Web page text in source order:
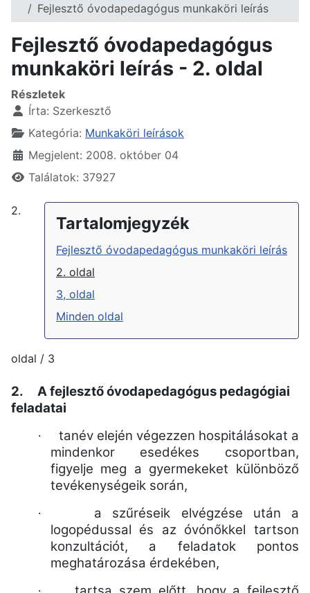
Fejlesztő óvodapedagógus munkaköri leírás
Fejlesztő óvodapedagógus
munkaköri leírás - 2. oldal
Részletek
Írta: Szerkesztő
Kategória: Munkaköri leírások
Megjelent: 2008. október 04
Találatok: 37927
Tartalomjegyzék
Fejlesztő óvodapedagógus munkaköri leírás
2. oldal
3, oldal
Minden oldal
2.
oldal / 3
2. A fejlesztő óvodapedagógus pedagógiai
feladatai
· tanév elején végezzen hospitálásokat a
mindenkor esedékes csoportban,
figyelje meg a gyermekeket különböző
tevékenységeik során,
· a szűréseik elvégzése után a
logopédussal és az óvónőkkel tartson
konzultációt, a feladatok pontos
meghatározása érdekében,